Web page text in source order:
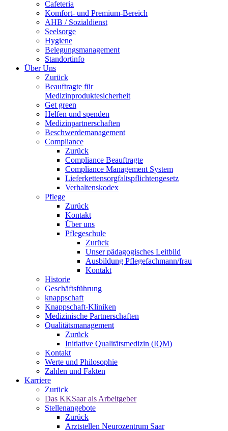
Cafeteria
Komfort- und Premium-Bereich
AHB / Sozialdienst
Seelsorge
Hygiene
Belegungsmanagement
Standortinfo
Über Uns
Zurück
Beauftragte für
Medizinproduktesicherheit
Get green
Helfen und spenden
Medizinpartnerschaften
Beschwerdemanagement
Compliance
Zurück
Compliance Beauftragte
Compliance Management System
Lieferkettensorgfaltspflichtengesetz
Verhaltenskodex
Pflege
Zurück
Kontakt
Über uns
Pflegeschule
Zurück
Unser pädagogisches Leitbild
Ausbildung Pflegefachmann/frau
Kontakt
Historie
Geschäftsführung
knappschaft
Knappschaft-Kliniken
Medizinische Partnerschaften
Qualitäts­management
Zurück
Initiative Qualitätsmedizin (IQM)
Kontakt
Werte und Philosophie
Zahlen und Fakten
Karriere
Zurück
Das KKSaar als Arbeitgeber
Stellenangebote
Zurück
Arztstellen Neurozentrum Saar